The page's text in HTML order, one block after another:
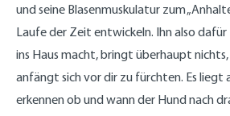
und seine Blasenmuskulatur zum
Laufe der Zeit entwickeln. Ihn also
ins Haus macht, bringt überhaupt nichts,
anfängt sich vor dir zu fürchten. Es liegt
erkennen ob und wann der Hund nach